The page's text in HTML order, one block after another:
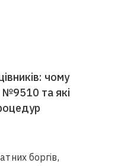
чому
№9510 та які
боргів,